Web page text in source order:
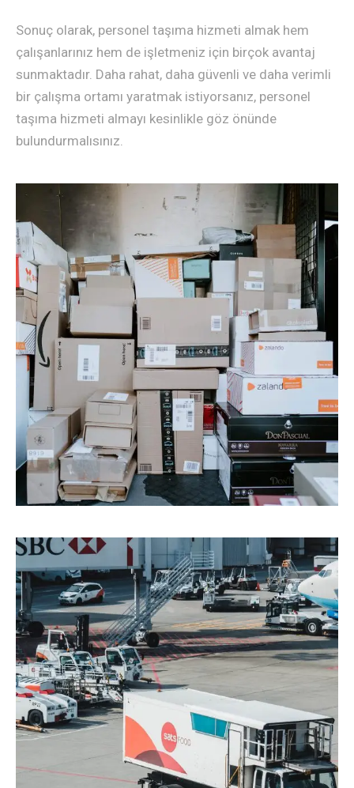
Sonuç olarak, personel taşıma hizmeti almak hem
çalışanlarınız hem de işletmeniz için birçok avantaj
sunmaktadır. Daha rahat, daha güvenli ve daha verimli
bir çalışma ortamı yaratmak istiyorsanız, personel
taşıma hizmeti almayı kesinlikle göz önünde
bulundurmalısınız.